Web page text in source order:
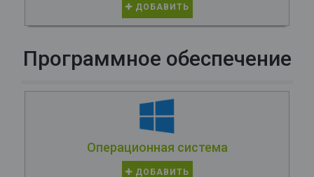
ДОБАВИТЬ
Программное обеспечение
Операционная система
ДОБАВИТЬ